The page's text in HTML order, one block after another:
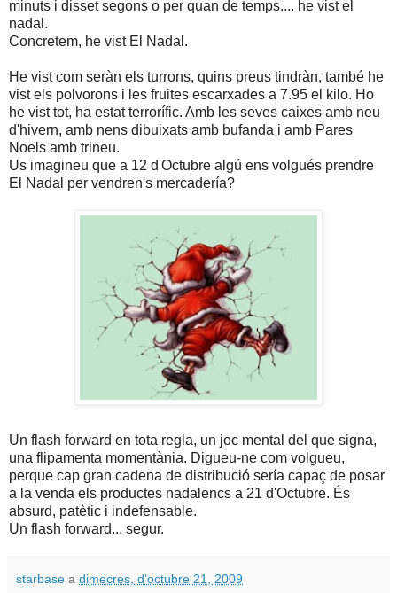
minuts i disset segons o per quan de temps.... he vist el
nadal.
Concretem, he vist El Nadal.
He vist com seràn els turrons, quins preus tindràn, també he
vist els polvorons i les fruites escarxades a 7.95 el kilo. Ho
he vist tot, ha estat terrorífic. Amb les seves caixes amb neu
d'hivern, amb nens dibuixats amb bufanda i amb Pares
Noels amb trineu.
Us imagineu que a 12 d'Octubre algú ens volgués prendre
El Nadal per vendren's mercadería?
Un flash forward en tota regla, un joc mental del que signa,
una flipamenta momentània. Digueu-ne com volgueu,
perque cap gran cadena de distribució sería capaç de posar
a la venda els productes nadalencs a 21 d'Octubre. És
absurd, patètic i indefensable.
Un flash forward... segur.
starbase a dimecres, d’octubre 21, 2009